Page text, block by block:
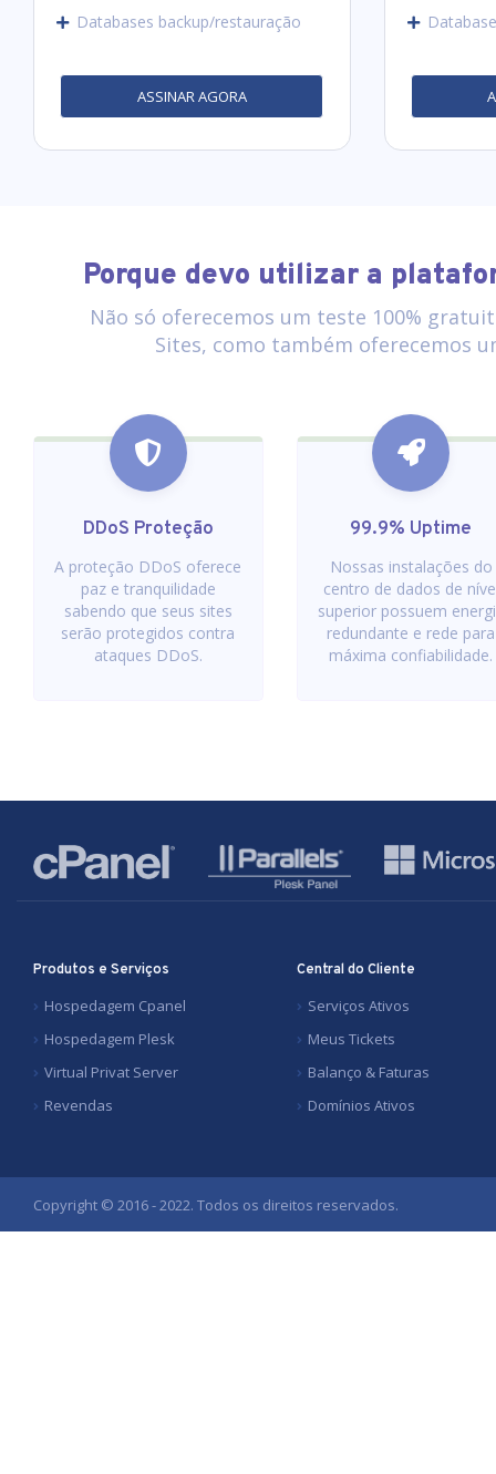
Databases backup/restauração
ASSINAR AGORA
Porque devo utilizar a
Não só oferecemos um teste 100%
Sites, como também oferecemos
DDoS Proteção
A proteção DDoS oferece
paz e tranquilidade
sabendo que seus sites
serão protegidos contra
ataques DDoS.
99.9% Uptime
Nossas instalações do
centro de dados de
superior possuem
redundante e rede para
máxima confiabilidade.
Produtos e Serviços
Hospedagem Cpanel
Hospedagem Plesk
Virtual Privat Server
Revendas
Central do Cliente
Serviços Ativos
Meus Tickets
Balanço & Faturas
Domínios Ativos
Copyright © 2016 - 2022. Todos os direitos reservados.